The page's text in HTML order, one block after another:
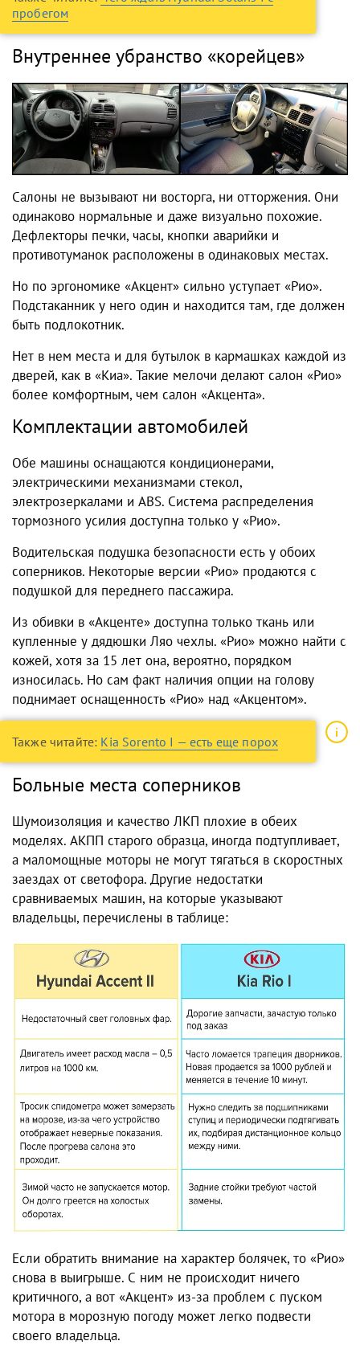
пробегом
Внутреннее убранство «корейцев»
Салоны не вызывают ни восторга, ни отторжения. Они
одинаково нормальные и даже визуально похожие.
Дефлекторы печки, часы, кнопки аварийки и
противотуманок расположены в одинаковых местах.
Но по эргономике «Акцент» сильно уступает «Рио».
Подстаканник у него один и находится там, где должен
быть подлокотник.
Нет в нем места и для бутылок в кармашках каждой из
дверей, как в «Киа». Такие мелочи делают салон «Рио»
более комфортным, чем салон «Акцента».
Комплектации автомобилей
Обе машины оснащаются кондиционерами,
электрическими механизмами стекол,
электрозеркалами и ABS. Система распределения
тормозного усилия доступна только у «Рио».
Водительская подушка безопасности есть у обоих
соперников. Некоторые версии «Рио» продаются с
подушкой для переднего пассажира.
Из обивки в «Акценте» доступна только ткань или
купленные у дядюшки Ляо чехлы. «Рио» можно найти с
кожей, хотя за 15 лет она, вероятно, порядком
износилась. Но сам факт наличия опции на голову
поднимает оснащенность «Рио» над «Акцентом».
Также читайте: Kia Sorento I — есть еще порох
Больные места соперников
Шумоизоляция и качество ЛКП плохие в обеих
моделях. АКПП старого образца, иногда подтупливает,
а маломощные моторы не могут тягаться в скоростных
заездах от светофора. Другие недостатки
сравниваемых машин, на которые указывают
владельцы, перечислены в таблице:
Если обратить внимание на характер болячек, то «Рио»
снова в выигрыше. С ним не происходит ничего
критичного, а вот «Акцент» из-за проблем с пуском
мотора в морозную погоду может легко подвести
своего владельца.